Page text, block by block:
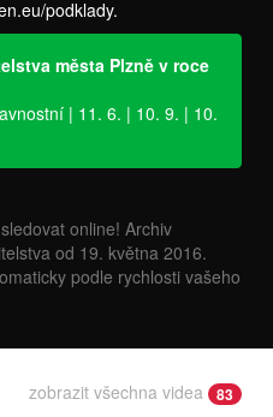
podklady.
města Plzně v roce
| 11. 6. | 10. 9. | 10.
online! Archiv
od 19. května 2016.
podle rychlosti vašeho
zobrazit všechna videa 83